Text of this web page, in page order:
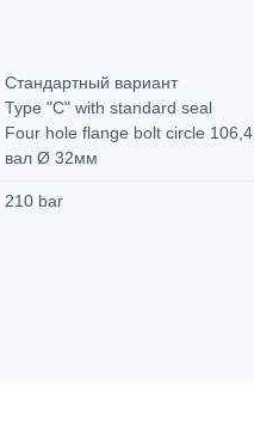
Стандартный вариант
Type "C" with standard seal
Four hole flange bolt circle 106,4
вал Ø 32мм
210 bar